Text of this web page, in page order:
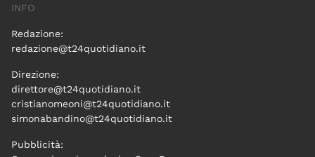
INFO
Redazione:
redazione@t24quotidiano.it
Direzione:
direttore@t24quotidiano.it
cristianomeoni@t24quotidiano.it
simonabandino@t24quotidiano.it
Pubblicità: